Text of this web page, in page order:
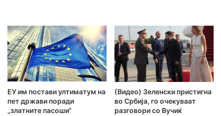
ЕУ им постави ултиматум на
пет држави поради
„златните пасоши“
(Видео) Зеленски пристигна
во Србија, го очекуваат
разговори со Вучиќ